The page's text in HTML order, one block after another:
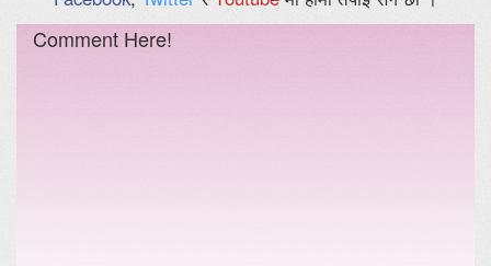
Comment Here!